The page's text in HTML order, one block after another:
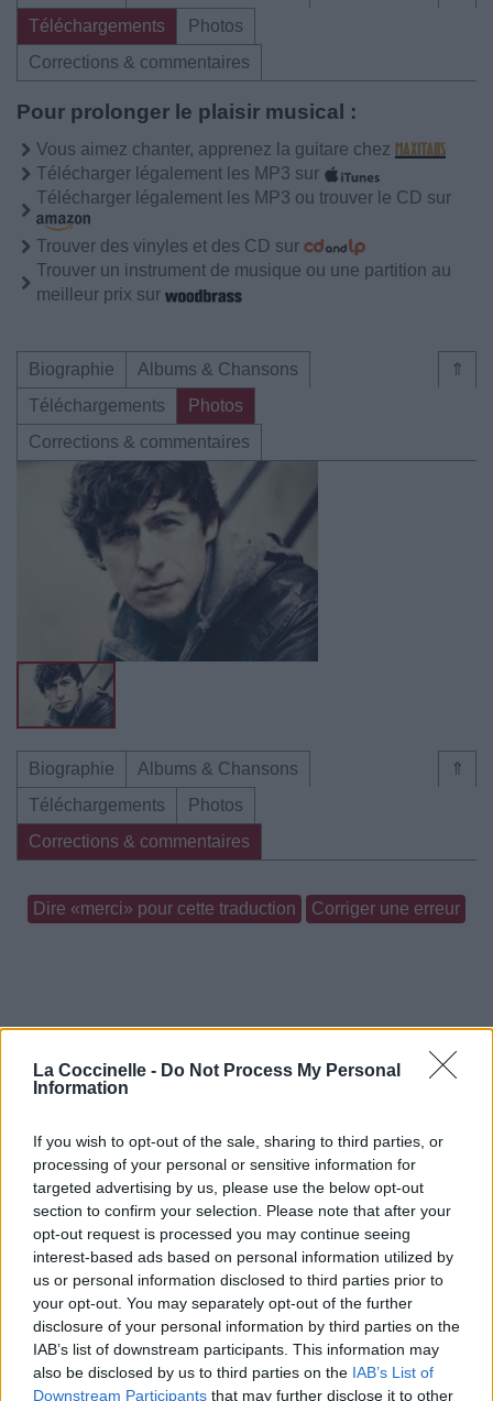
La Coccinelle - Do Not Process My Personal
Information
If you wish to opt-out of the sale, sharing to third parties, or
processing of your personal or sensitive information for
targeted advertising by us, please use the below opt-out
section to confirm your selection. Please note that after your
opt-out request is processed you may continue seeing
interest-based ads based on personal information utilized by
us or personal information disclosed to third parties prior to
your opt-out. You may separately opt-out of the further
disclosure of your personal information by third parties on the
IAB’s list of downstream participants. This information may
also be disclosed by us to third parties on the IAB’s List of
Downstream Participants that may further disclose it to other
Téléchargements
Photos
Corrections & commentaires
Pour prolonger le plaisir musical :
Vous aimez chanter, apprenez la guitare chez
Télécharger légalement les MP3 sur
Télécharger légalement les MP3 ou trouver le CD sur
Trouver des vinyles et des CD sur
Trouver un instrument de musique ou une partition au
meilleur prix sur
⇑
Biographie
Albums & Chansons
Téléchargements
Photos
Corrections & commentaires
⇑
Biographie
Albums & Chansons
Téléchargements
Photos
Corrections & commentaires
Dire «merci» pour cette traduction Corriger une erreur